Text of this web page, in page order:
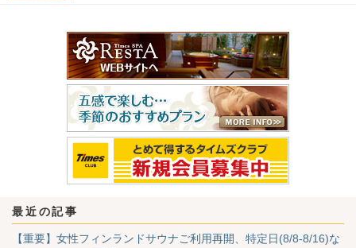
最近の記事
【重要】女性フィンランドサウナご利用再開、特定日(8/8-8/16)な